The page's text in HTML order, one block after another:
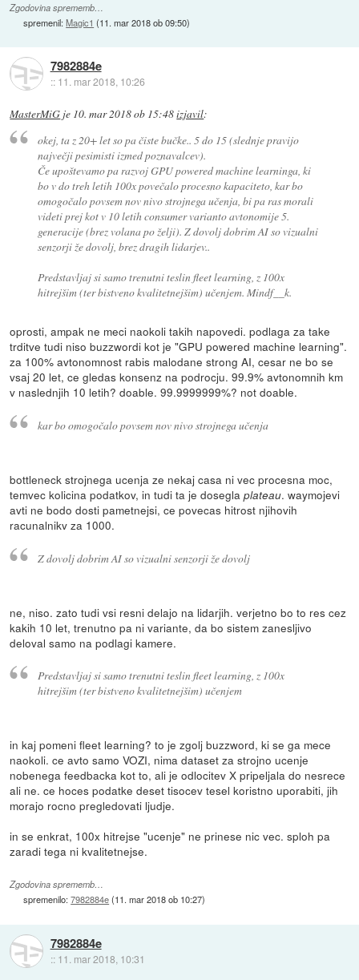
Zgodovina sprememb…
spremenil:Magic1 (11. mar 2018 ob 09:50)
7982884e
:: 11. mar 2018, 10:26
MasterMiG je 10. mar 2018 ob 15:48izjavil:
okej, ta z 20+ let so pa čiste bučke.. 5 do 15 (slednje pravijo
največji pesimisti izmed poznavalcev).
Če upoštevamo pa razvoj GPU powered machine learninga, ki
bo v do treh letih 100x povečalo procesno kapaciteto, kar bo
omogočalo povsem nov nivo strojnega učenja, bi pa ras morali
videti prej kot v 10 letih consumer varianto avtonomije 5.
generacije (brez volana po želji). Z dovolj dobrim AI so vizualni
senzorji že dovolj, brez dragih lidarjev..
Predstavljaj si samo trenutni teslin fleet learning, z 100x
hitrejšim (ter bistveno kvalitetnejšim) učenjem. Mindf__k.
oprosti, ampak ne meci naokoli takih napovedi. podlaga za take
trditve tudi niso buzzwordi kot je "GPU powered machine learning".
za 100% avtonomnost rabis malodane strong AI, cesar ne bo se
vsaj 20 let, ce gledas konsenz na podrocju. 99.9% avtonomnih km
v naslednjih 10 letih? doable. 99.9999999%? not doable.
kar bo omogočalo povsem nov nivo strojnega učenja
bottleneck strojnega ucenja ze nekaj casa ni vec procesna moc,
temvec kolicina podatkov, in tudi ta je doseglaplateau. waymojevi
avti ne bodo dosti pametnejsi, ce povecas hitrost njihovih
racunalnikv za 1000.
Z dovolj dobrim AI so vizualni senzorji že dovolj
ne, niso. zato tudi vsi resni delajo na lidarjih. verjetno bo to res cez
kakih 10 let, trenutno pa ni variante, da bo sistem zanesljivo
deloval samo na podlagi kamere.
Predstavljaj si samo trenutni teslin fleet learning, z 100x
hitrejšim (ter bistveno kvalitetnejšim) učenjem
in kaj pomeni fleet learning? to je zgolj buzzword, ki se ga mece
naokoli. ce avto samo VOZI, nima dataset za strojno ucenje
nobenega feedbacka kot to, ali je odlocitev X pripeljala do nesrece
ali ne. ce hoces podatke deset tisocev tesel koristno uporabiti, jih
morajo rocno pregledovati ljudje.
in se enkrat, 100x hitrejse "ucenje" ne prinese nic vec. sploh pa
zaradi tega ni kvalitetnejse.
Zgodovina sprememb…
spremenilo:7982884e(11. mar 2018 ob 10:27)
7982884e
:: 11. mar 2018, 10:31